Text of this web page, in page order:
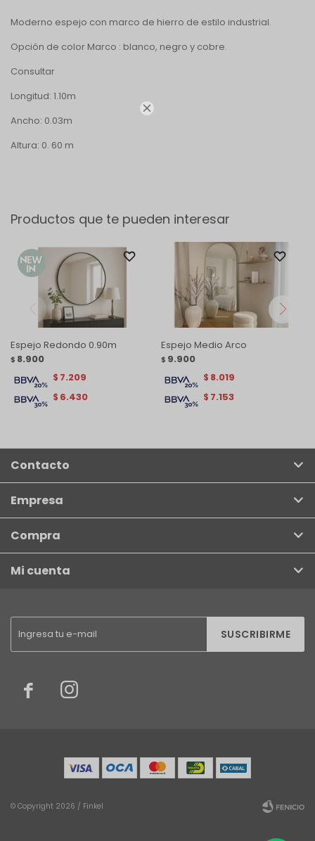

Moderno espejo con marco de hierro de estilo industrial.
Opción de color Marco : blanco, negro y cobre.
Consultar
Longitud: 1.10m
Ancho: 0.03m
Altura: 0. 60 m
Productos que te pueden interesar
Espejo Redondo 0.90m
$ 8.900
$ 6.430
$ 7.209
Espejo Medio Arco
$ 9.900
$ 7.153
$ 8.019
SUSCRIBIRME
 
Contacto
Empresa
Compra
Mi cuenta
© Copyright 2026 / Finkel